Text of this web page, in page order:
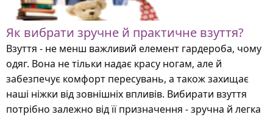
Як вибрати зручне й практичне взуття?
Взуття - не менш важливий елемент гардероба, чому
одяг. Вона не тільки надає красу ногам, але й
забезпечує комфорт пересувань, а також захищає
наші ніжки від зовнішніх впливів. Вибирати взуття
потрібно залежно від її призначення - зручна й легка